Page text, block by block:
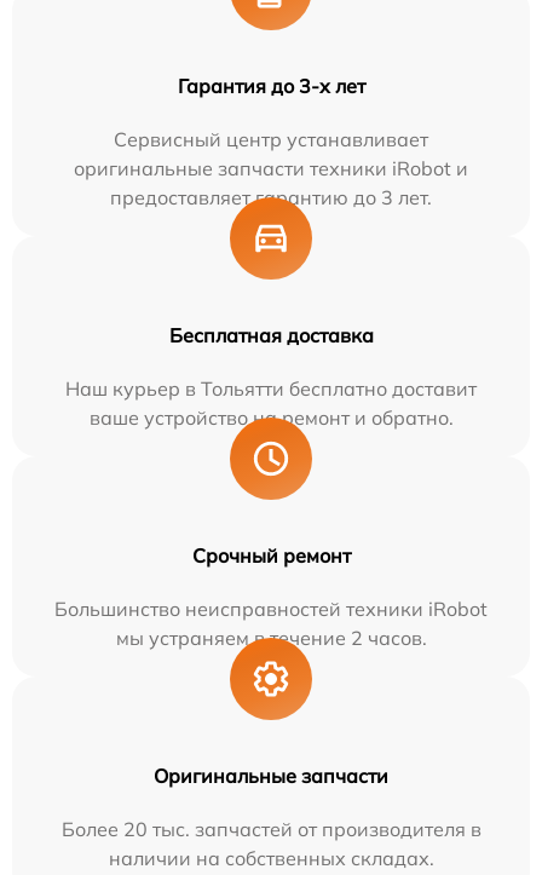
Гарантия до 3-х лет
Сервисный центр устанавливает
оригинальные запчасти техники iRobot и
предоставляет гарантию до 3 лет.
Бесплатная доставка
Наш курьер в Тольятти бесплатно доставит
ваше устройство на ремонт и обратно.
Срочный ремонт
Большинство неисправностей техники iRobot
мы устраняем в течение 2 часов.
Оригинальные запчасти
Более 20 тыс. запчастей от производителя в
наличии на собственных складах.